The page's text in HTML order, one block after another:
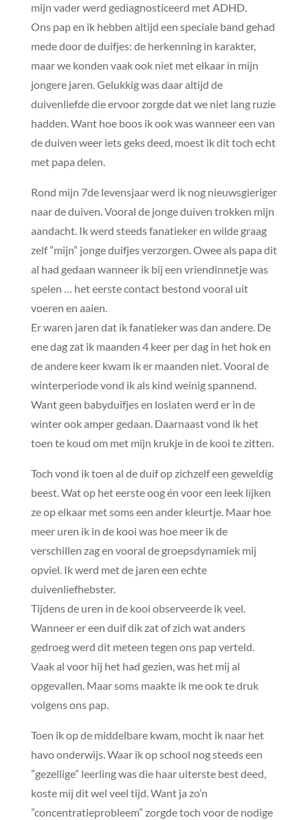
mijn vader werd gediagnosticeerd met ADHD.
Ons pap en ik hebben altijd een speciale band gehad
mede door de duifjes: de herkenning in karakter,
maar we konden vaak ook niet met elkaar in mijn
jongere jaren. Gelukkig was daar altijd de
duivenliefde die ervoor zorgde dat we niet lang ruzie
hadden. Want hoe boos ik ook was wanneer een van
de duiven weer iets geks deed, moest ik dit toch echt
met papa delen.
Rond mijn 7de levensjaar werd ik nog nieuwsgieriger
naar de duiven. Vooral de jonge duiven trokken mijn
aandacht. Ik werd steeds fanatieker en wilde graag
zelf ”mijn” jonge duifjes verzorgen. Owee als papa dit
al had gedaan wanneer ik bij een vriendinnetje was
spelen … het eerste contact bestond vooral uit
voeren en aaien.
Er waren jaren dat ik fanatieker was dan andere. De
ene dag zat ik maanden 4 keer per dag in het hok en
de andere keer kwam ik er maanden niet. Vooral de
winterperiode vond ik als kind weinig spannend.
Want geen babyduifjes en loslaten werd er in de
winter ook amper gedaan. Daarnaast vond ik het
toen te koud om met mijn krukje in de kooi te zitten.
Toch vond ik toen al de duif op zichzelf een geweldig
beest. Wat op het eerste oog én voor een leek lijken
ze op elkaar met soms een ander kleurtje. Maar hoe
meer uren ik in de kooi was hoe meer ik de
verschillen zag en vooral de groepsdynamiek mij
opviel. Ik werd met de jaren een echte
duivenliefhebster.
Tijdens de uren in de kooi observeerde ik veel.
Wanneer er een duif dik zat of zich wat anders
gedroeg werd dit meteen tegen ons pap verteld.
Vaak al voor hij het had gezien, was het mij al
opgevallen. Maar soms maakte ik me ook te druk
volgens ons pap.
Toen ik op de middelbare kwam, mocht ik naar het
havo onderwijs. Waar ik op school nog steeds een
”gezellige” leerling was die haar uiterste best deed,
koste mij dit wel veel tijd. Want ja zo’n
”concentratieprobleem” zorgde toch voor de nodige